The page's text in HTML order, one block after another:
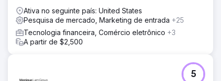
Ativa no seguinte país: United States
Pesquisa de mercado, Marketing de entrada +25
Tecnologia financeira, Comércio eletrônico +3
A partir de $2,500
5